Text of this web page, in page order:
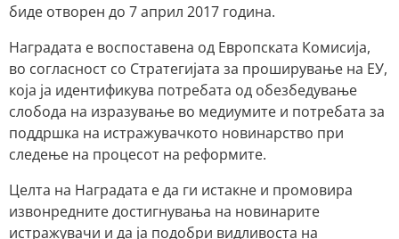
биде отворен до 7 април 2017 година.
Наградата е воспоставена од Европската Комисија,
во согласност со Стратегијата за проширување на ЕУ,
која ја идентификува потребата од обезбедување
слобода на изразување во медиумите и потребата за
поддршка на истражувачкото новинарство при
следење на процесот на реформите.
Целта на Наградата е да ги истакне и промовира
извонредните достигнувања на новинарите
истражувачи и да ја подобри видливоста на